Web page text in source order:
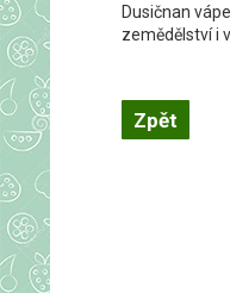
Dusičnan
zemědělství i
Záznam
navigace
Zpět